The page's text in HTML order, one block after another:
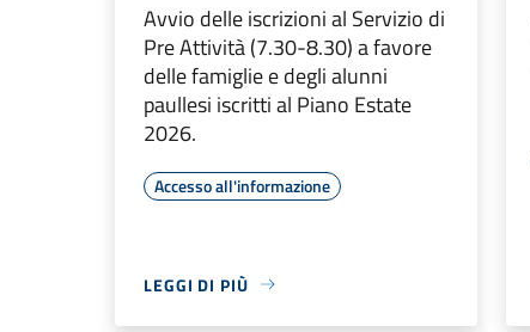
Avvio delle iscrizioni al Servizio di
Pre Attività (7.30-8.30) a favore
delle famiglie e degli alunni
paullesi iscritti al Piano Estate
2026.
Accesso all'informazione
LEGGI DI PIÙ